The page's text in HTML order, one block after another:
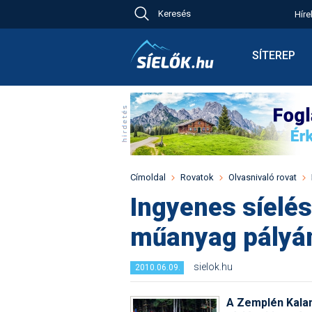
Keresés
SÍTEREP
Síbérletárak
Toplista
Időjárás
Havazás
Webkamerák
Fotók
Címoldal Rovatok Olvasnivaló rovat
Ingyenes
műanyag
2010.06.09. sielok.hu
A Zemplén